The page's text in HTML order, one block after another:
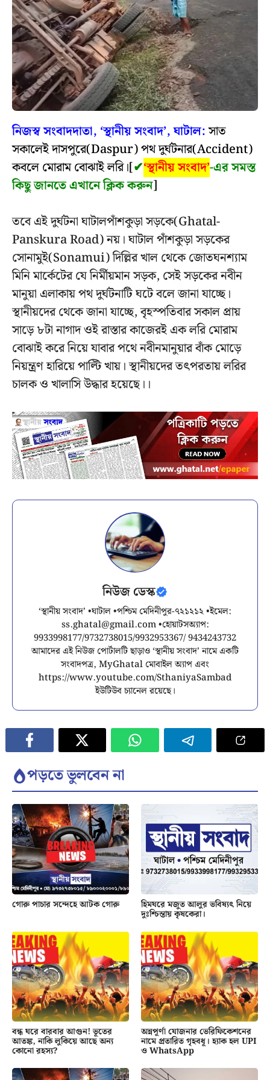
নিজস্ব সংবাদদাতা, ‘স্থানীয় সংবাদ’, ঘাটাল:সাত
সকালেই দাসপুরে(Daspur) পথ দুর্ঘটনার(Accident)
কবলে মোরাম বোঝাই লরি।[✔‘স্থানীয় সংবাদ’-এর সমস্ত
কিছু জানতে এখানে ক্লিক করুন]
তবে এই দুর্ঘটনা ঘাটালপাঁশকুড়া সড়কে(Ghatal-
Panskura Road) নয়। ঘাটাল পাঁশকুড়া সড়কের
সোনামুই(Sonamui) দিল্লির খাল থেকে জোতঘনশ্যাম
মিনি মার্কেটের যে নির্মীয়মান সড়ক, সেই সড়কের নবীন
মানুয়া এলাকায় পথ দুর্ঘটনাটি ঘটে বলে জানা যাচ্ছে।
স্থানীয়দের থেকে জানা যাচ্ছে, বৃহস্পতিবার সকাল প্রায়
সাড়ে ৮টা নাগাদ ওই রাস্তার কাজেরই এক লরি মোরাম
বোঝাই করে নিয়ে যাবার পথে নবীনমানুয়ার বাঁক মোড়ে
নিয়ন্ত্রণ হারিয়ে পাল্টি খায়। স্থানীয়দের তৎপরতায় লরির
চালক ও খালাসি উদ্ধার হয়েছে।।
নিউজ ডেস্ক
‘স্থানীয় সংবাদ’ •ঘাটাল •পশ্চিম মেদিনীপুর-৭২১২১২ •ইমেল:
ss.ghatal@gmail.com•হোয়াটসঅ্যাপ:
9933998177/9732738015/9932953367/ 9434243732
আমাদের এই নিউজ পোর্টালটি ছাড়াও ‘স্থানীয় সংবাদ’ নামে একটি
সংবাদপত্র, MyGhatal মোবাইল অ্যাপ এবং
https://www.youtube.com/SthaniyaSambad
ইউটিউব চ্যানেল রয়েছে।
পড়তে ভুলবেন না
গোরু পাচার সন্দেহে আটক গোরু হিমঘরে মজুত আলুর ভবিষ্যৎ নিয়ে
দুঃশ্চিন্তায় কৃষকেরা।
বন্ধ ঘরে বারবার আগুন! ভূতের
আতঙ্ক, নাকি লুকিয়ে আছে অন্য
কোনো রহস্য?
অন্নপূর্ণা যোজনার ভেরিফিকেশনের
নামে প্রতারিত গৃহবধূ। হ্যাক হল UPI
ও WhatsApp